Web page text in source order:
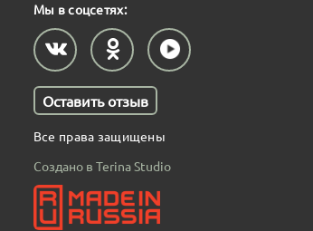
Мы в соцсетях:
Оставить отзыв
Все права защищены
Создано в Terina Studio